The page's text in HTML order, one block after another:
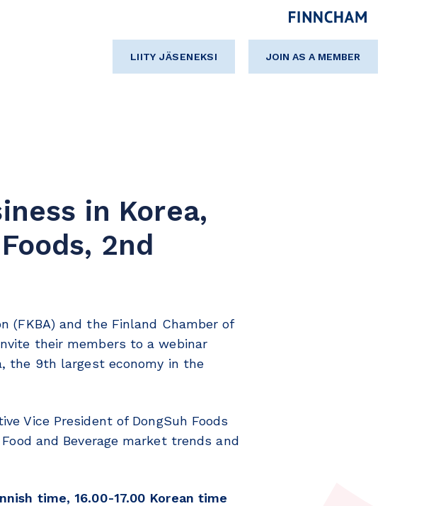
LIITY JÄSENEKSI JOIN AS A MEMBER
in Korea,
2nd
(FKBA) and the Finland Chamber of
their members to a webinar
the 9th largest economy in the
Vice President of DongSuh Foods
and Beverage market trends and
time, 16.00-17.00 Korean time